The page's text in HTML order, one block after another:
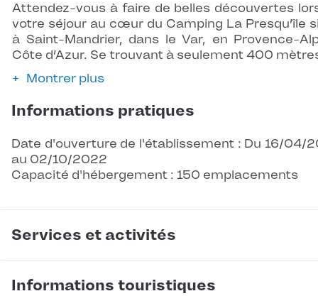
Attendez-vous à faire de belles découvertes
votre séjour au cœur du Camping La Presqu’île
à Saint-Mandrier, dans le Var, en Provence-
Côte d’Azur. Se trouvant à seulement 400
Montrer plus
Informations pratiques
Date d'ouverture de l'établissement : Du 16/04/
au 02/10/2022
Capacité d'hébergement : 150 emplacements
Services et activités
Informations touristiques